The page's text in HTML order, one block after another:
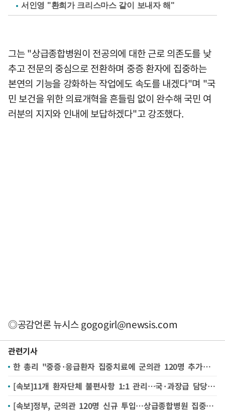
서인영 "환희가 크리스마스 같이 보내자 해"
그는 "상급종합병원이 전공의에 대한 근로 의존도를 낮
추고 전문의 중심으로 전환하며 중증 환자에 집중하는
본연의 기능을 강화하는 작업에도 속도를 내겠다"며 "국
민 보건을 위한 의료개혁을 흔들림 없이 완수해 국민 여
러분의 지지와 인내에 보답하겠다"고 강조했다.
◎공감언론 뉴시스gogogirl@newsis.com
관련기사
한 총리 "중증·응급환자 집중치료에 군의관 120명 추가로 파견"
[속보]11개 환자단체 불편사항 1:1 관리…국·과장급 담당관 지정
[속보]정부, 군의관 120명 신규 투입…상급종합병원 집중 배치